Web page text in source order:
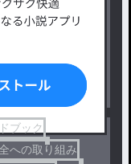
ー・異世界・SF
ステリー
ブック
への取り組み